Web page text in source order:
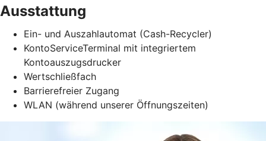
Ausstattung
Ein- und Auszahlautomat (Cash-Recycler)
KontoServiceTerminal mit integriertem
Kontoauszugsdrucker
Wertschließfach
Barrierefreier Zugang
WLAN (während unserer Öffnungszeiten)